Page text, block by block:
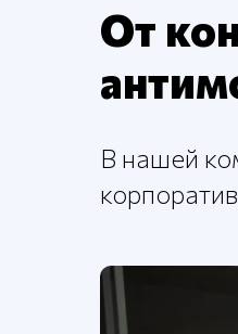
От
В нашей